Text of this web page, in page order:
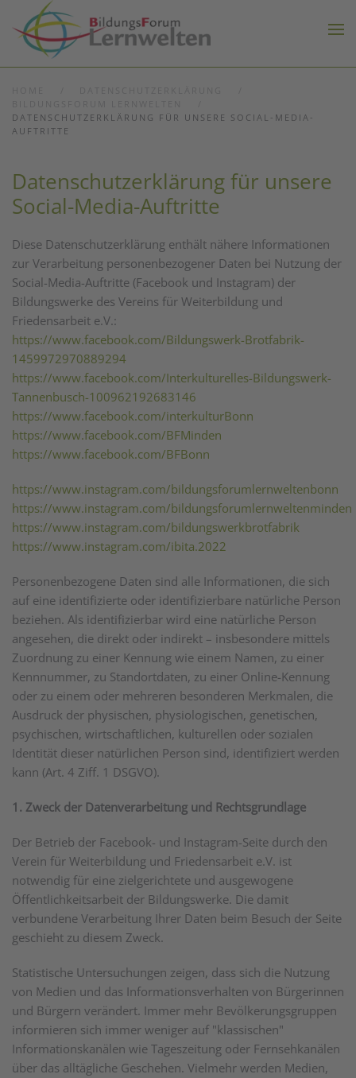
Zum Hauptinhalt springen
DATENSCHUTZERKLÄRUNG FÜR UNSERE SOCIAL-MEDIA-
AUFTRITTE
Datenschutzerklärung für unsere
Social-Media-Auftritte
Diese Datenschutzerklärung enthält nähere Informationen
zur Verarbeitung personenbezogener Daten bei Nutzung der
Social-Media-Auftritte (Facebook und Instagram) der
Bildungswerke des Vereins für Weiterbildung und
Friedensarbeit e.V.:
https://www.facebook.com/Bildungswerk-Brotfabrik-
1459972970889294
https://www.facebook.com/Interkulturelles-Bildungswerk-
Tannenbusch-100962192683146
https://www.facebook.com/interkulturBonn
https://www.facebook.com/BFMinden
https://www.facebook.com/BFBonn
https://www.instagram.com/bildungsforumlernweltenbonn
https://www.instagram.com/bildungsforumlernweltenminden
https://www.instagram.com/bildungswerkbrotfabrik
https://www.instagram.com/ibita.2022
Personenbezogene Daten sind alle Informationen, die sich
auf eine identifizierte oder identifizierbare natürliche Person
beziehen. Als identifizierbar wird eine natürliche Person
angesehen, die direkt oder indirekt – insbesondere mittels
Zuordnung zu einer Kennung wie einem Namen, zu einer
Kennnummer, zu Standortdaten, zu einer Online-Kennung
oder zu einem oder mehreren besonderen Merkmalen, die
Ausdruck der physischen, physiologischen, genetischen,
psychischen, wirtschaftlichen, kulturellen oder sozialen
Identität dieser natürlichen Person sind, identifiziert werden
kann (Art. 4 Ziff. 1 DSGVO).
1. Zweck der Datenverarbeitung und Rechtsgrundlage
Der Betrieb der Facebook- und Instagram-Seite durch den
Verein für Weiterbildung und Friedensarbeit e.V. ist
notwendig für eine zielgerichtete und ausgewogene
Öffentlichkeitsarbeit der Bildungswerke. Die damit
verbundene Verarbeitung Ihrer Daten beim Besuch der Seite
geschieht zu diesem Zweck.
Statistische Untersuchungen zeigen, dass sich die Nutzung
von Medien und das Informationsverhalten von Bürgerinnen
und Bürgern verändert. Immer mehr Bevölkerungsgruppen
informieren sich immer weniger auf "klassischen"
Informationskanälen wie Tageszeitung oder Fernsehkanälen
über das alltägliche Geschehen. Vielmehr werden Medien,